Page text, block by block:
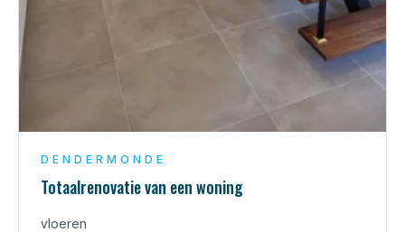
DENDERMONDE
Totaalrenovatie van een woning
vloeren